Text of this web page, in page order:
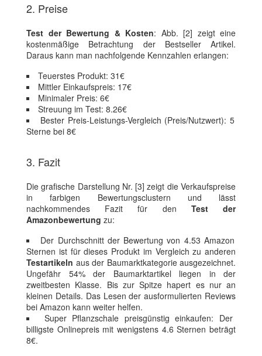
2. Preise
Test der Bewertung & Kosten: Abb. [2] zeigt eine
kostenmäßige Betrachtung der Bestseller Artikel.
Daraus kann man nachfolgende Kennzahlen erlangen:
Teuerstes Produkt: 31€
Mittler Einkaufspreis: 17€
Minimaler Preis: 6€
Streuung im Test: 8.26€
Bester Preis-Leistungs-Vergleich (Preis/Nutzwert): 5
Sterne bei 8€
3. Fazit
Die grafische Darstellung Nr. [3] zeigt die Verkaufspreise
in farbigen Bewertungsclustern und lässt
nachkommendes Fazit für den Test der
Amazonbewertung zu:
Der Durchschnitt der Bewertung von 4.53 Amazon
Sternen ist für dieses Produkt im Vergleich zu anderen
Testartikeln aus der Baumarktkategorie ausgezeichnet.
Ungefähr 54% der Baumarktartikel liegen in der
zweitbesten Klasse. Bis zur Spitze hapert es nur an
kleinen Details. Das Lesen der ausformulierten Reviews
bei Amazon kann weiter helfen.
Super Pflanzschale preisgünstig einkaufen: Der
billigste Onlinepreis mit wenigstens 4.6 Sternen beträgt
8€.